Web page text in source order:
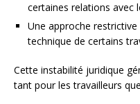
certaines relations avec
Une approche
technique de certains
Cette instabilité juridique
tant pour les travailleurs